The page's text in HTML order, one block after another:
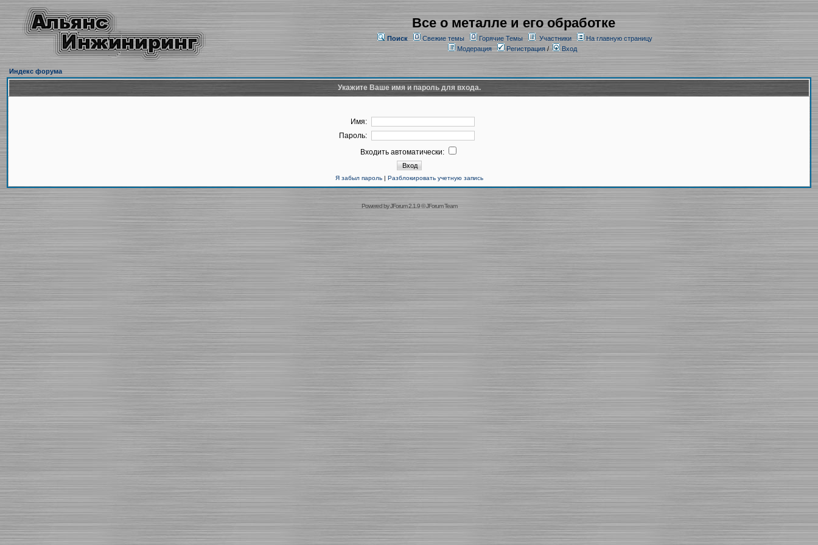
Все о металле и его обработке
Поиск Свежие темы Горячие Темы Участники
На главную страницу
Модерация
Регистрация/ Вход
Индекс форума
Укажите Ваше имя и пароль для входа.
Имя:
Пароль:
Входить автоматически:
Я забыл пароль| Разблокировать учетную запись
Powered byJForum 2.1.9©JForum Team